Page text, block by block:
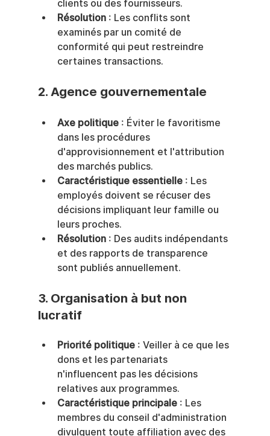
clients ou des fournisseurs.
Résolution : Les conflits sont
examinés par un comité de
conformité qui peut restreindre
certaines transactions.
2. Agence gouvernementale
Axe politique : Éviter le favoritisme
dans les procédures
d'approvisionnement et l'attribution
des marchés publics.
Caractéristique essentielle : Les
employés doivent se récuser des
décisions impliquant leur famille ou
leurs proches.
Résolution : Des audits indépendants
et des rapports de transparence
sont publiés annuellement.
3. Organisation à but non
lucratif
Priorité politique : Veiller à ce que les
dons et les partenariats
n'influencent pas les décisions
relatives aux programmes.
Caractéristique principale : Les
membres du conseil d'administration
divulguent toute affiliation avec des